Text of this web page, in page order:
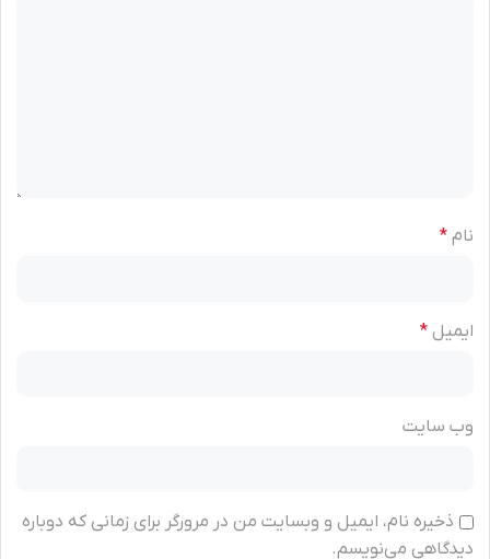
نام *
ایمیل *
وب‌ سایت
ذخیره نام، ایمیل و وبسایت من در مرورگر برای زمانی که دوباره
دیدگاهی می‌نویسم.